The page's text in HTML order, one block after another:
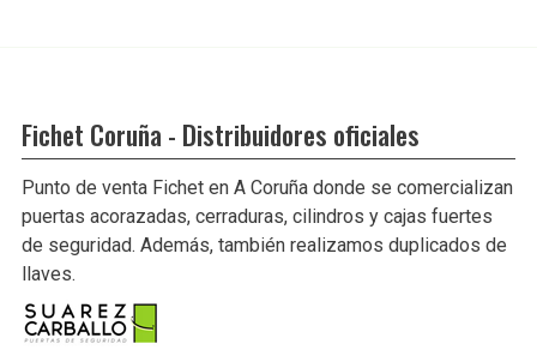
Fichet Coruña - Distribuidores oficiales
Punto de venta Fichet en A Coruña donde se comercializan
puertas acorazadas, cerraduras, cilindros y cajas fuertes
de seguridad. Además, también realizamos duplicados de
llaves.